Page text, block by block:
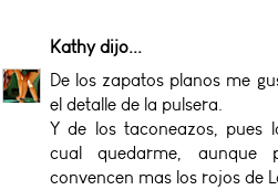
Kathydijo...
De los zapatos planos me
el detalle de la pulsera.
Y de los taconeazos, pues
cual quedarme, aunque
convencen mas los rojos de